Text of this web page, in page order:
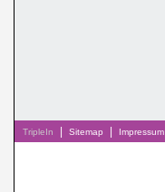
TripleIn Sitemap Impressum